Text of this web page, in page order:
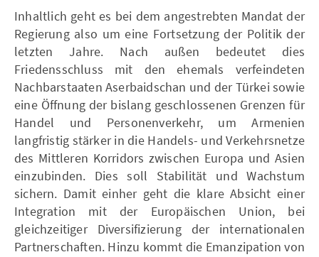
Inhaltlich geht es bei dem angestrebten Mandat der
Regierung also um eine Fortsetzung der Politik der
letzten Jahre. Nach außen bedeutet dies
Friedensschluss mit den ehemals verfeindeten
Nachbarstaaten Aserbaidschan und der Türkei sowie
eine Öffnung der bislang geschlossenen Grenzen für
Handel und Personenverkehr, um Armenien
langfristig stärker in die Handels- und Verkehrsnetze
des Mittleren Korridors zwischen Europa und Asien
einzubinden. Dies soll Stabilität und Wachstum
sichern. Damit einher geht die klare Absicht einer
Integration mit der Europäischen Union, bei
gleichzeitiger Diversifizierung der internationalen
Partnerschaften. Hinzu kommt die Emanzipation von